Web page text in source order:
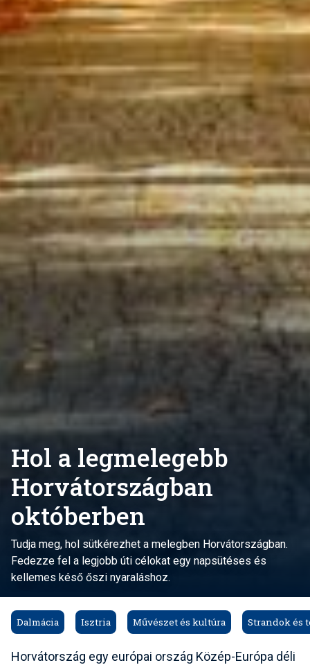
Hol a legmelegebb
Horvátországban
októberben
Tudja meg, hol sütkérezhet a melegben Horvátországban.
Fedezze fel a legjobb úti célokat egy napsütéses és
kellemes késő őszi nyaraláshoz.
Dalmácia Isztria Művészet és kultúra Strandok és
Horvátország egy európai ország Közép-Európa déli